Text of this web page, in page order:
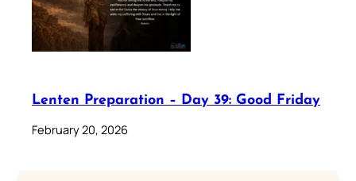
Lenten Preparation – Day 39: Good Friday
February 20, 2026